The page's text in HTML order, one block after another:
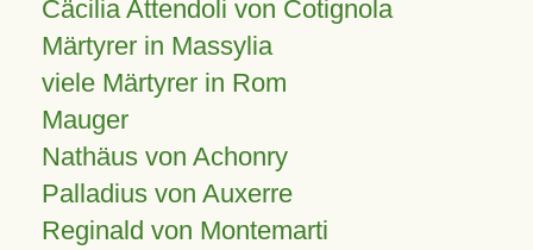
Cäcilia Attendoli von Cotignola
Märtyrer in Massylia
viele Märtyrer in Rom
Mauger
Nathäus von Achonry
Palladius von Auxerre
Reginald von Montemarti